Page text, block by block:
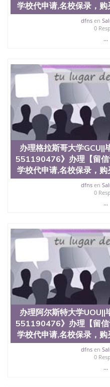
材料； 3、留服注册申请
交时间，公司人员陪同客
料； 5、等待结果，完成
6、客户确认收到结果，
银，LOGO烫金烫银复合
镭射，紫外荧光，温感，
对照。质量得到了广大
海外学校留学中介， 同时
各大院校的（毕业证，成
业证，录取通知书，在读
新信息， 能够在时间掌
寸大小，纸张材质，防伪
原版实物，以求达到客户
们在保证合理定价的同时
质和效率不断优化，为您
咨询顾问：Sam q/微信
信:551190476办理毕业证
知书，雅思，留学回国证
文凭、假文凭假毕业证假
理、仿制学位证书、毕业
证认证、留服认证、使馆
回国人员证明、留学生认
位认证、留学生学历认证
凭学历、美国文凭学历、
学历、新西兰学历认证等
551190476 圣何塞州立大
University）圣何塞州立
University）圣何塞州立
University）圣何塞州立
University）圣何塞州立
University）圣何塞州立
University）成绩单圣何
State University）圣何塞
学校代申请,名校保录，
dfnsen
0
...
办理格拉斯哥大学
551190476》办理【留
学校代申请,名校保录，
dfnsen
0
...
办理阿尔斯特大学
551190476》办理【留
学校代申请,名校保录，
dfnsen
0
...